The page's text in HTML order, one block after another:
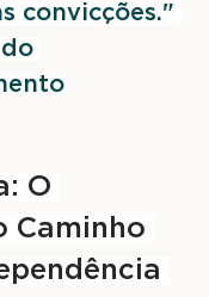
convicções."
O
Caminho